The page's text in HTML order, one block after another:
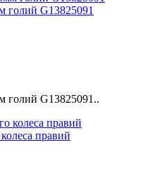
голий G13825091
голий G13825091..
правий